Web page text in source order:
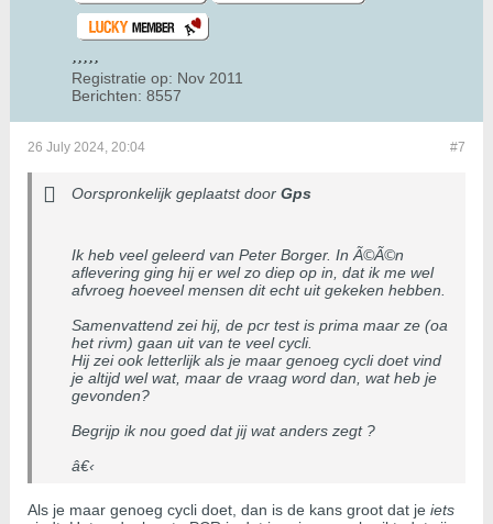
Registratie op: Nov 2011
Berichten: 8557
#7
26 July 2024, 20:04
Oorspronkelijk geplaatst door Gps
Ik heb veel geleerd van Peter Borger. In Ã©Ã©n
aflevering ging hij er wel zo diep op in, dat ik me wel
afvroeg hoeveel mensen dit echt uit gekeken hebben.
Samenvattend zei hij, de pcr test is prima maar ze (oa
het rivm) gaan uit van te veel cycli.
Hij zei ook letterlijk als je maar genoeg cycli doet vind
je altijd wel wat, maar de vraag word dan, wat heb je
gevonden?
Begrijp ik nou goed dat jij wat anders zegt ?
â€‹
Als je maar genoeg cycli doet, dan is de kans groot dat je iets